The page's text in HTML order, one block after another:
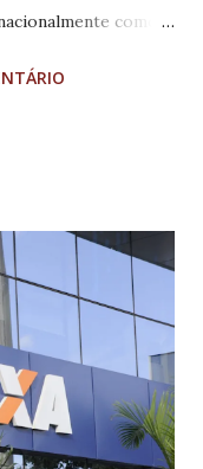
como o
décadas como
e tecnologia
produzido pelo
aos episódios
50
pesquisa,
de pouco mais de
ambiente favorável à
é um